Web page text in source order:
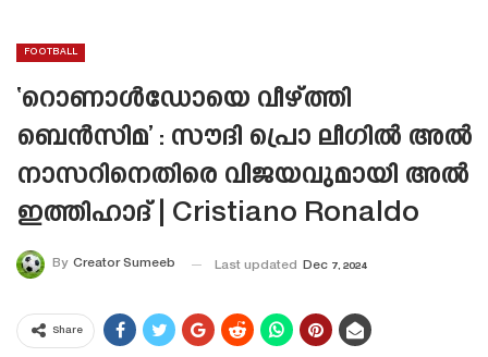
FOOTBALL
‘റൊണാൾഡോയെ വീഴ്ത്തി
ബെൻസിമ’ : സൗദി പ്രൊ ലീഗിൽ അൽ
നാസറിനെതിരെ വിജയവുമായി അൽ
ഇത്തിഹാദ് | Cristiano Ronaldo
By Creator Sumeeb Last updated Dec 7, 2024
Share